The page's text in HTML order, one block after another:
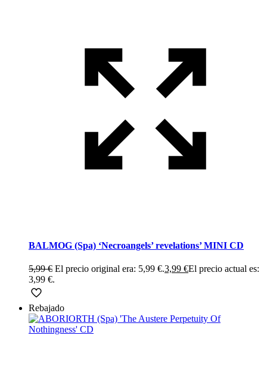
BALMOG (Spa) ‘Necroangels’ revelations’ MINI CD
5,99€ El precio original era: 5,99 €.3,99 €El precio actual es:
3,99 €.
Rebajado